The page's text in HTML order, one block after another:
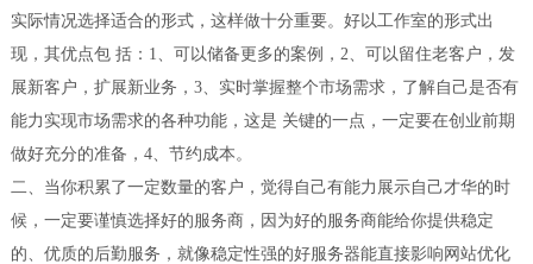
实际情况选择适合的形式，这样做十分重要。好以工作室的形式出
现，其优点包 括：1、可以储备更多的案例，2、可以留住老客户，发
展新客户，扩展新业务，3、实时掌握整个市场需求，了解自己是否有
能力实现市场需求的各种功能，这是 关键的一点，一定要在创业前期
做好充分的准备，4、节约成本。
二、当你积累了一定数量的客户，觉得自己有能力展示自己才华的时
候，一定要谨慎选择好的服务商，因为好的服务商能给你提供稳定
的、优质的后勤服务，就像稳定性强的好服务器能直接影响网站优化